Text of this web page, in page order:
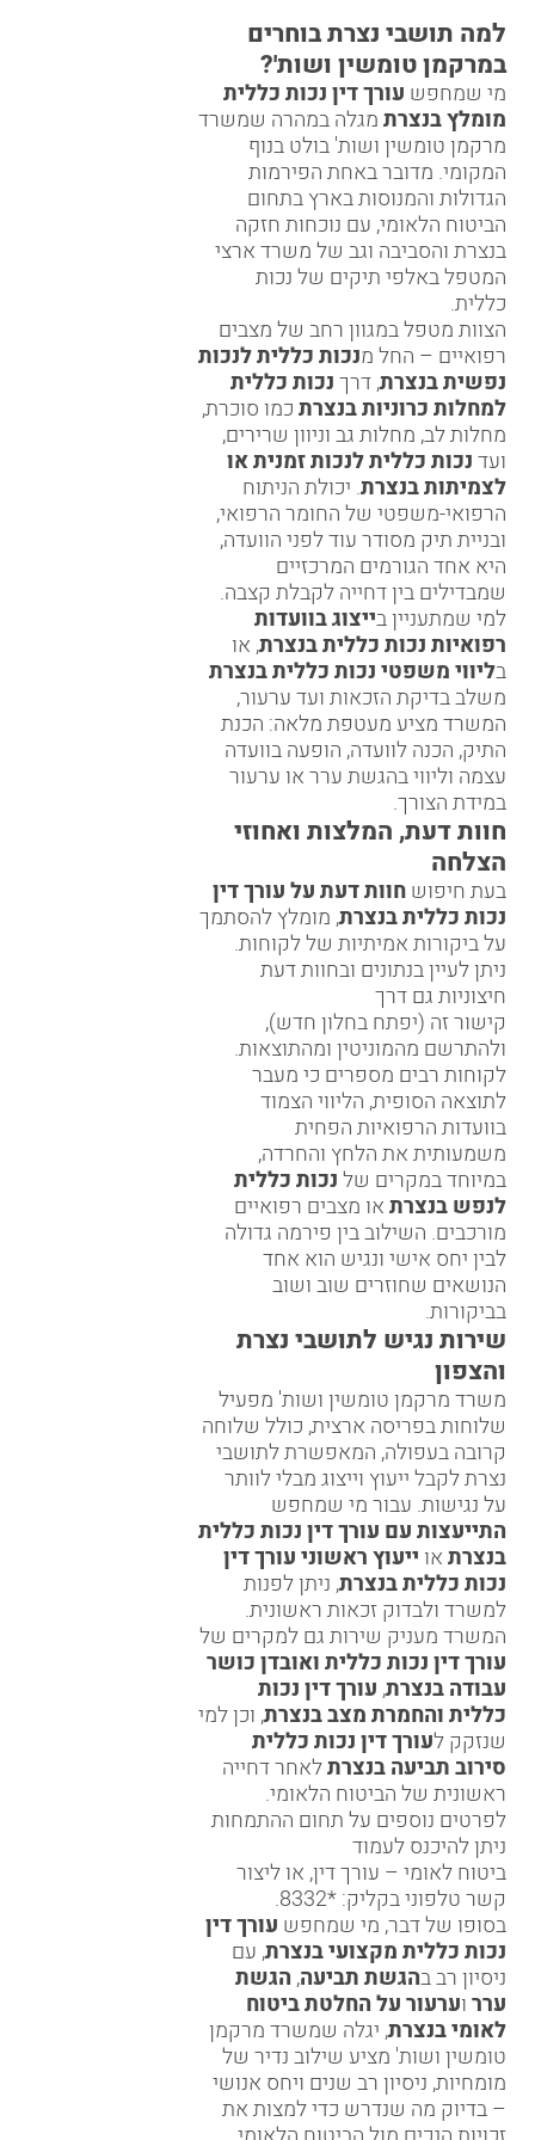
למה תושבי נצרת בוחרים
במרקמן טומשין ושות'?
מי שמחפש עורך דין נכות כללית
מומלץ בנצרתמגלה במהרה שמשרד
מרקמן טומשין ושות' בולט בנוף
המקומי. מדובר באחת הפירמות
הגדולות והמנוסות בארץ בתחום
הביטוח הלאומי, עם נוכחות חזקה
בנצרת והסביבה וגב של משרד ארצי
המטפל באלפי תיקים של נכות
כללית.
הצוות מטפל במגוון רחב של מצבים
רפואיים – החל מנכות כללית לנכות
נפשית בנצרת, דרךנכות כללית
למחלות כרוניות בנצרתכמו סוכרת,
מחלות לב, מחלות גב וניוון שרירים,
ועדנכות כללית לנכות זמנית או
לצמיתות בנצרת. יכולת הניתוח
הרפואי-משפטי של החומר הרפואי,
ובניית תיק מסודר עוד לפני הוועדה,
היא אחד הגורמים המרכזיים
שמבדילים בין דחייה לקבלת קצבה.
למי שמתעניין בייצוג בוועדות
רפואיות נכות כללית בנצרת, או
בליווי משפטי נכות כללית בנצרת
משלב בדיקת הזכאות ועד ערעור,
המשרד מציע מעטפת מלאה: הכנת
התיק, הכנה לוועדה, הופעה בוועדה
עצמה וליווי בהגשת ערר או ערעור
במידת הצורך.
חוות דעת, המלצות ואחוזי
הצלחה
בעת חיפושחוות דעת על עורך דין
נכות כללית בנצרת, מומלץ להסתמך
על ביקורות אמיתיות של לקוחות.
ניתן לעיין בנתונים ובחוות דעת
חיצוניות גם דרך
קישור זה (יפתח בחלון חדש),
ולהתרשם מהמוניטין ומהתוצאות.
לקוחות רבים מספרים כי מעבר
לתוצאה הסופית, הליווי הצמוד
בוועדות הרפואיות הפחית
משמעותית את הלחץ והחרדה,
במיוחד במקרים שלנכות כללית
לנפש בנצרתאו מצבים רפואיים
מורכבים. השילוב בין פירמה גדולה
לבין יחס אישי ונגיש הוא אחד
הנושאים שחוזרים שוב ושוב
בביקורות.
שירות נגיש לתושבי נצרת
והצפון
משרד מרקמן טומשין ושות' מפעיל
שלוחות בפריסה ארצית, כולל שלוחה
קרובה בעפולה, המאפשרת לתושבי
נצרת לקבל ייעוץ וייצוג מבלי לוותר
על נגישות. עבור מי שמחפש
התייעצות עם עורך דין נכות כללית
בנצרתאו ייעוץ ראשוני עורך דין
נכות כללית בנצרת, ניתן לפנות
למשרד ולבדוק זכאות ראשונית.
המשרד מעניק שירות גם למקרים של
עורך דין נכות כללית ואובדן כושר
עבודה בנצרת,עורך דין נכות
כללית והחמרת מצב בנצרת, וכן למי
שנזקק לעורך דין נכות כללית
סירוב תביעה בנצרתלאחר דחייה
ראשונית של הביטוח הלאומי.
לפרטים נוספים על תחום ההתמחות
ניתן להיכנס לעמוד
ביטוח לאומי – עורך דין, או ליצור
קשר טלפוני בקליק:*8332
.
בסופו של דבר, מי שמחפש עורך דין
נכות כללית מקצועי בנצרת, עם
ניסיון רב בהגשת תביעה,הגשת
עררוערעור על החלטת ביטוח
לאומי בנצרת, יגלה שמשרד מרקמן
טומשין ושות' מציע שילוב נדיר של
מומחיות, ניסיון רב שנים ויחס אנושי
– בדיוק מה שנדרש כדי למצות את